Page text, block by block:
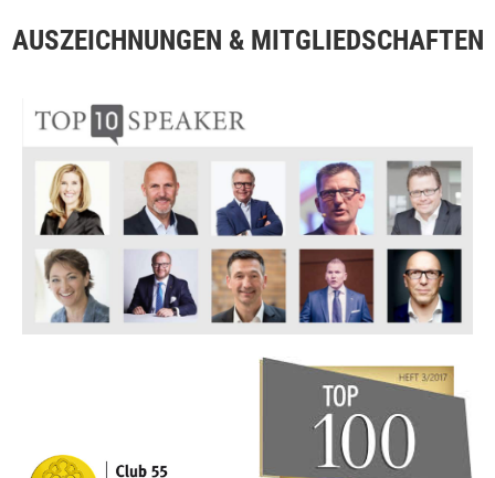
AUSZEICHNUNGEN & MITGLIEDSCHAFTEN